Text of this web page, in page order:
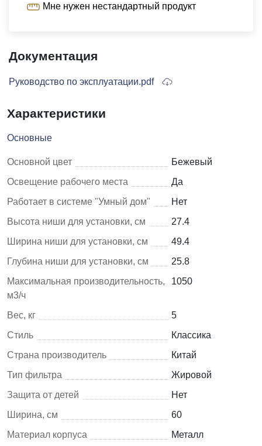
Документация
Руководство по эксплуатации.pdf
Мне нужен нестандартный продукт
Характеристики
Основные
Основной цвет
Бежевый
Освещение рабочего места
Да
Работает в системе "Умный дом"
Нет
Высота ниши для установки, см
27.4
Ширина ниши для установки, см
49.4
Глубина ниши для установки, см
25.8
Максимальная производительность,
м3/ч
1050
Вес, кг
5
Стиль
Классика
Страна производитель
Китай
Тип фильтра
Жировой
Защита от детей
Нет
Ширина, см
60
Материал корпуса
Металл